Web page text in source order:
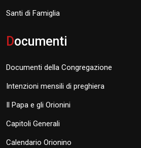
Santi di Famiglia
Documenti
Documenti della Congregazione
Intenzioni mensili di preghiera
Il Papa e gli Orionini
Capitoli Generali
Calendario Orionino